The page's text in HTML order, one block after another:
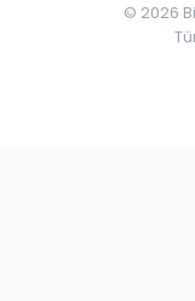
© 2026